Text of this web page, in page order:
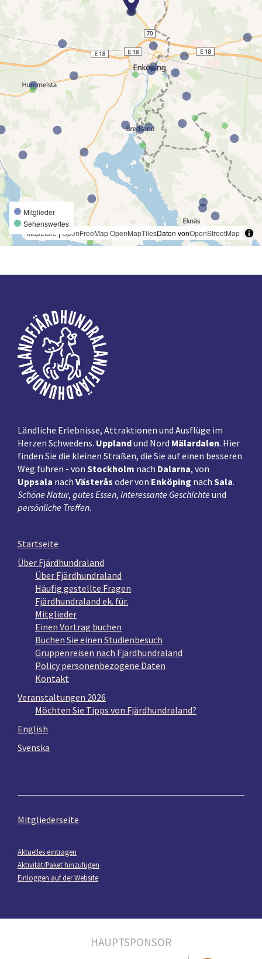
Mitglieder
Sehenswertes
MapLibre | OpenFreeMapOpenMapTilesDaten vonOpenStreetMap
Fußzeile
Ländliche Erlebnisse, Attraktionen und Ausflüge im
Herzen Schwedens. Upplandund Nord Mälardalen. Hier
finden Sie die kleinen Straßen, die Sie auf einen besseren
Weg führen - von Stockholm nach Dalarna, von
Uppsala nach Västerås oder von Enköping nach Sala.
Schöne Natur, gutes Essen, interessante Geschichte und
persönliche Treffen.
Startseite
Über Fjärdhundraland
Über Fjärdhundraland
Häufig gestellte Fragen
Fjärdhundraland ek. für.
Mitglieder
Einen Vortrag buchen
Buchen Sie einen Studienbesuch
Gruppenreisen nach Fjärdhundraland
Policy personenbezogene Daten
Kontakt
Veranstaltungen 2026
Möchten Sie Tipps von Fjärdhundraland?
English
Svenska
Mitgliederseite
Aktuelles eintragen
Aktivität/Paket hinzufügen
Einloggen auf der Website
HAUPTSPONSOR